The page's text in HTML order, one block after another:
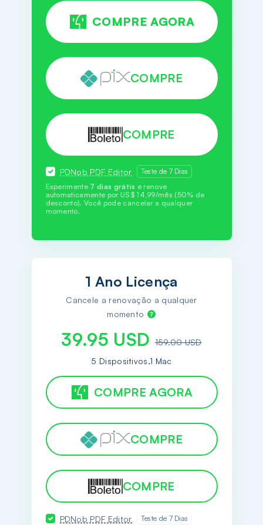
COMPRE AGORA
COMPRE
COMPRE
PDNob PDF Editor
Teste de 7 Dias
Experimente 7 dias grátis e renove
automaticamente por US$ 14,99/mês (50% de
desconto). Você pode cancelar a qualquer
momento.
1 Ano Licença
Cancele a renovação a qualquer
momento
39.95 USD 159.00 USD
5 Dispositivos,1 Mac
COMPRE AGORA
COMPRE
COMPRE
PDNob PDF Editor Teste de 7 Dias